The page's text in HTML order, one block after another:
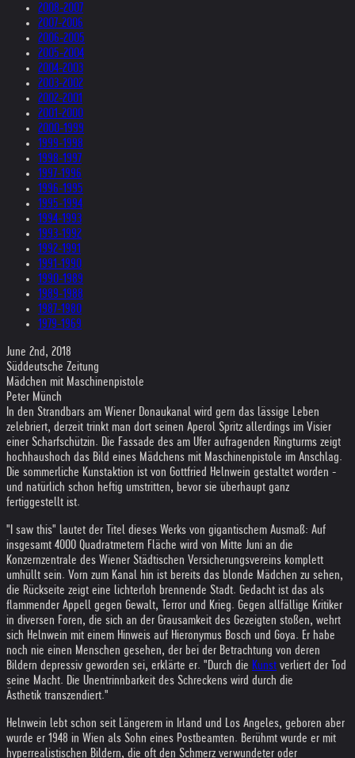
2008-2007
2007-2006
2006-2005
2005-2004
2004-2003
2003-2002
2002-2001
2001-2000
2000-1999
1999-1998
1998-1997
1997-1996
1996-1995
1995-1994
1994-1993
1993-1992
1992-1991
1991-1990
1990-1989
1989-1988
1987-1980
1979-1969
June 2nd, 2018
Süddeutsche Zeitung
Mädchen mit Maschinenpistole
Peter Münch
In den Strandbars am Wiener Donaukanal wird gern das lässige Leben
zelebriert, derzeit trinkt man dort seinen Aperol Spritz allerdings im Visier
einer Scharfschützin. Die Fassade des am Ufer aufragenden Ringturms zeigt
hochhaushoch das Bild eines Mädchens mit Maschinenpistole im Anschlag.
Die sommerliche Kunstaktion ist von Gottfried Helnwein gestaltet worden -
und natürlich schon heftig umstritten, bevor sie überhaupt ganz
fertiggestellt ist.
"I saw this" lautet der Titel dieses Werks von gigantischem Ausmaß: Auf
insgesamt 4000 Quadratmetern Fläche wird von Mitte Juni an die
Konzernzentrale des Wiener Städtischen Versicherungsvereins komplett
umhüllt sein. Vorn zum Kanal hin ist bereits das blonde Mädchen zu sehen,
die Rückseite zeigt eine lichterloh brennende Stadt. Gedacht ist das als
flammender Appell gegen Gewalt, Terror und Krieg. Gegen allfällige Kritiker
in diversen Foren, die sich an der Grausamkeit des Gezeigten stoßen, wehrt
sich Helnwein mit einem Hinweis auf Hieronymus Bosch und Goya. Er habe
noch nie einen Menschen gesehen, der bei der Betrachtung von deren
Bildern depressiv geworden sei, erklärte er. "Durch die Kunst verliert der Tod
seine Macht. Die Unentrinnbarkeit des Schreckens wird durch die
Ästhetik transzendiert."
Helnwein lebt schon seit Längerem in Irland und Los Angeles, geboren aber
wurde er 1948 in Wien als Sohn eines Postbeamten. Berühmt wurde er mit
hyperrealistischen Bildern, die oft den Schmerz verwundeter oder